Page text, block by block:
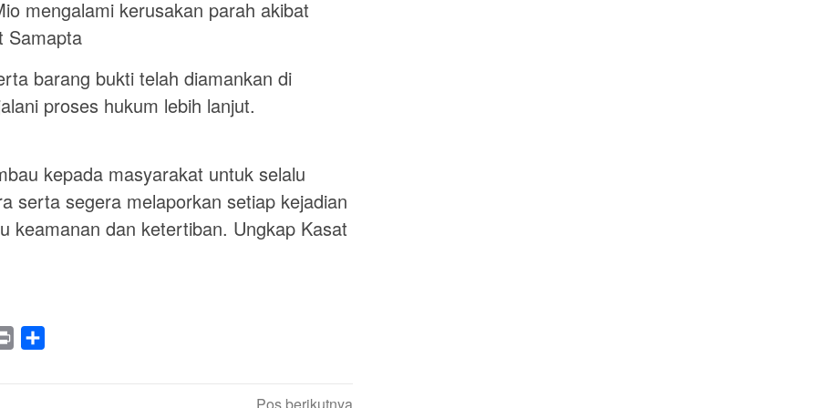
mengalami kerusakan parah akibat
Samapta
barang bukti telah diamankan di
proses hukum lebih lanjut.
kepada masyarakat untuk selalu
serta segera melaporkan setiap kejadian
keamanan dan ketertiban. Ungkap Kasat
Print